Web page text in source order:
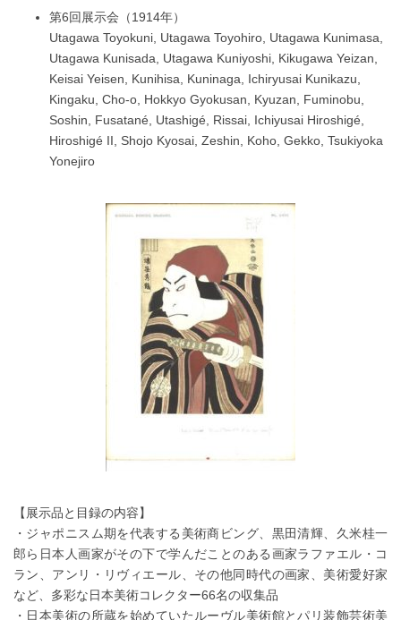
第6回展示会（1914年）
Utagawa Toyokuni, Utagawa Toyohiro, Utagawa Kunimasa,
Utagawa Kunisada, Utagawa Kuniyoshi, Kikugawa Yeizan,
Keisai Yeisen, Kunihisa, Kuninaga, Ichiryusai Kunikazu,
Kingaku, Cho-o, Hokkyo Gyokusan, Kyuzan, Fuminobu,
Soshin, Fusatané, Utashigé, Rissai, Ichiyusai Hiroshigé,
Hiroshigé II, Shojo Kyosai, Zeshin, Koho, Gekko, Tsukiyoka
Yonejiro
【展示品と目録の内容】
・ジャポニスム期を代表する美術商ビング、黒田清輝、久米桂一
郎ら日本人画家がその下で学んだことのある画家ラファエル・コ
ラン、アンリ・リヴィエール、その他同時代の画家、美術愛好家
など、多彩な日本美術コレクター66名の収集品
・日本美術の所蔵を始めていたルーヴル美術館とパリ装飾芸術美